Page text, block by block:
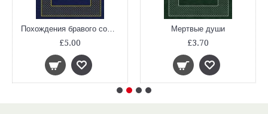
Похождения бравого солдата Швейка (Мировая Классика)
£5.00
Мертвые души
£3.70